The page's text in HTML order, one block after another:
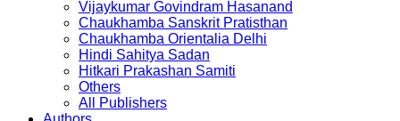
Vijaykumar Govindram Hasanand
Chaukhamba Sanskrit Pratisthan
Chaukhamba Orientalia Delhi
Hindi Sahitya Sadan
Hitkari Prakashan Samiti
Others
All Publishers